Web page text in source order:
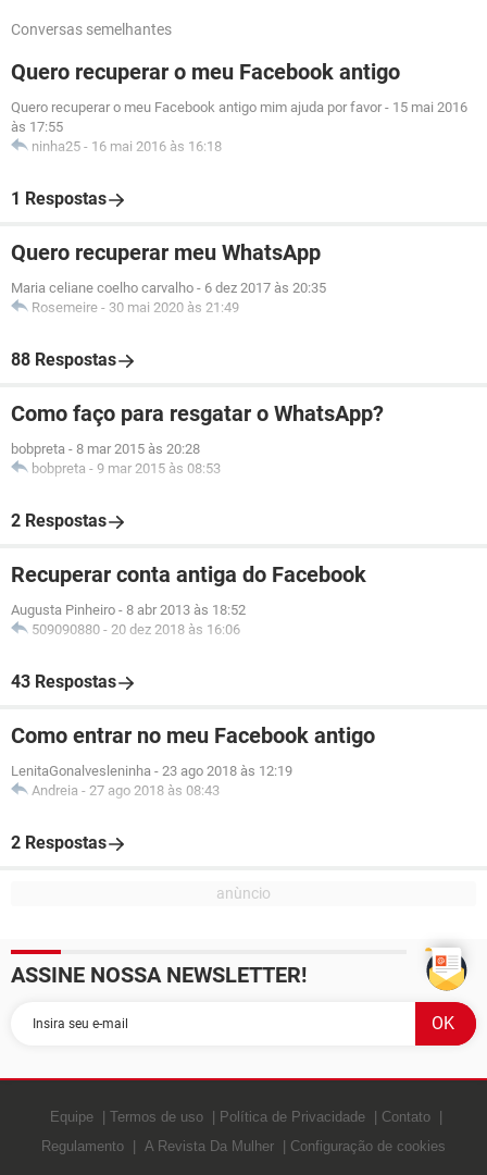
Conversas semelhantes
Quero recuperar o meu Facebook antigo
Quero recuperar o meu Facebook antigo mim ajuda por favor - 15 mai 2016
às 17:55
ninha25 - 16 mai 2016 às 16:18
1 Respostas
Quero recuperar meu WhatsApp
Maria celiane coelho carvalho - 6 dez 2017 às 20:35
Rosemeire - 30 mai 2020 às 21:49
88 Respostas
Como faço para resgatar o WhatsApp?
bobpreta - 8 mar 2015 às 20:28
bobpreta - 9 mar 2015 às 08:53
2 Respostas
Recuperar conta antiga do Facebook
Augusta Pinheiro - 8 abr 2013 às 18:52
509090880 - 20 dez 2018 às 16:06
43 Respostas
Como entrar no meu Facebook antigo
LenitaGonalvesleninha - 23 ago 2018 às 12:19
Andreia - 27 ago 2018 às 08:43
2 Respostas
ASSINE NOSSA NEWSLETTER!
Equipe Termos de uso Política de Privacidade
Contato
Regulamento
A Revista Da Mulher Configuração de cookies